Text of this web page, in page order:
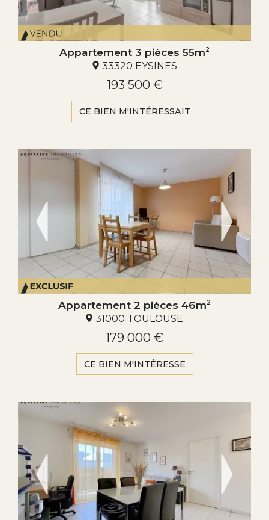
Appartement 3 pièces 55m2
33320 EYSINES
193 500 €
CE BIEN M'INTÉRESSAIT
Appartement 2 pièces 46m2
31000 TOULOUSE
179 000 €
CE BIEN M'INTÉRESSE